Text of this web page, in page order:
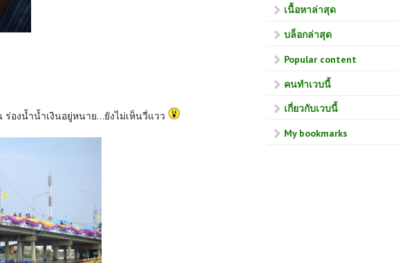
องน้ำน้ำเงินอยู่หนาย...ยังไม่เห็นวี่แวว
เนื้อหาล่าสุด
บล็อกล่าสุด
Popular content
คนทำเวบนี้
เกี่ยวกับเวบนี้
My bookmarks